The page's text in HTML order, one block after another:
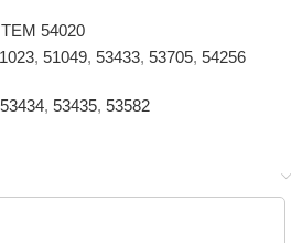
54020
, 51049, 53433, 53705, 54256
53434, 53435, 53582